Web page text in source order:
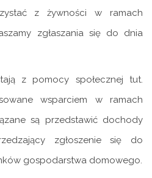
z żywności w ramach
zgłaszania się do dnia
z pomocy społecznej tut.
wsparciem w ramach
są przedstawić dochody
zgłoszenie się do
gospodarstwa domowego.